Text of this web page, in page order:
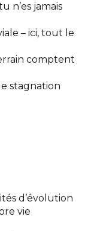
n’es jamais
– ici, tout le
comptent
stagnation
d’évolution
vie